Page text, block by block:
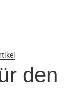
den